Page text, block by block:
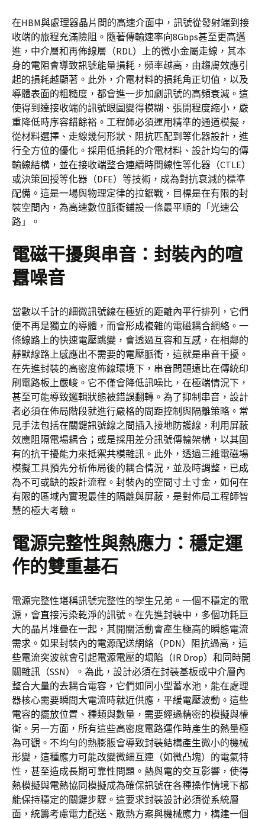
在HBM與處理器晶片間的高速介面中，訊號從發射端到接
收端的旅程充滿險阻。隨著傳輸速率向8Gbps甚至更高邁
進，中介層和再佈線層（RDL）上的微小金屬走線，其本
身的電阻會導致訊號能量損耗，頻率越高，由趨膚效應引
起的損耗越顯著。此外，介電材料的損耗角正切值，以及
導體表面的粗糙度，都會進一步加劇訊號的高頻衰減。這
使得到達接收端的訊號眼圖變得模糊、張開程度縮小，嚴
重降低時序容錯餘裕。工程師必須運用精準的通道模擬，
從材料選擇、走線幾何形狀、阻抗匹配到等化器設計，進
行全方位的優化。採用低損耗的介電材料、設計均勻的傳
輸線結構，並在接收端整合連續時間線性等化器（CTLE）
或決策回授等化器（DFE）等技術，成為對抗衰減的標準
配備。這是一場與物理定律的拉鋸戰，目標是在有限的封
裝空間內，為高速數位脈衝鋪設一條最平順的「光速公
路」。
電磁干擾與串音：封裝內的喧
囂噪音
當數以千計的細微訊號線在極近的距離內平行排列，它們
便不再是獨立的導體，而會形成複雜的電磁耦合網絡。一
條線路上的快速電壓跳變，會透過互容和互感，在相鄰的
靜默線路上感應出不需要的電壓脈衝，這就是串音干擾。
在先進封裝的高密度佈線環境下，串音問題遠比在傳統印
刷電路板上嚴峻。它不僅會降低訊噪比，在極端情況下，
甚至可能導致邏輯狀態被錯誤翻轉。為了抑制串音，設計
者必須在佈局階段就進行嚴格的間距控制與隔離策略。常
見手法包括在關鍵訊號線之間插入接地防護線，利用屏蔽
效應阻隔電場耦合；或是採用差分訊號傳輸架構，以其固
有的抗干擾能力來抵禦共模雜訊。此外，透過三維電磁場
模擬工具預先分析佈局後的耦合情況，並及時調整，已成
為不可或缺的設計流程。封裝內的空間寸土寸金，如何在
有限的區域內實現最佳的隔離與屏蔽，是對佈局工程師智
慧的極大考驗。
電源完整性與熱應力：穩定運
作的雙重基石
電源完整性堪稱訊號完整性的孿生兄弟。一個不穩定的電
源，會直接污染乾淨的訊號。在先進封裝中，多個功耗巨
大的晶片堆疊在一起，其開關活動會產生極高的瞬態電流
需求。如果封裝內的電源配送網絡（PDN）阻抗過高，這
些電流突波就會引起電源電壓的塌陷（IR Drop）和同時開
關雜訊（SSN）。為此，設計必須在封裝基板或中介層內
整合大量的去耦合電容，它們如同小型蓄水池，能在處理
器核心需要瞬間大電流時就近供應，平緩電壓波動。這些
電容的擺放位置、種類與數量，需要經過精密的模擬與權
衡。另一方面，所有這些高密度電路運作時產生的熱量極
為可觀。不均勻的熱膨脹會導致封裝結構產生微小的機械
形變，這種應力可能改變微細互連（如微凸塊）的電氣特
性，甚至造成長期可靠性問題。熱與電的交互影響，使得
熱模擬與電熱協同模擬成為確保訊號在各種操作情境下都
能保持穩定的關鍵步驟。這要求封裝設計必須從系統層
面，統籌考慮電力配送、散熱方案與機械應力，構建一個